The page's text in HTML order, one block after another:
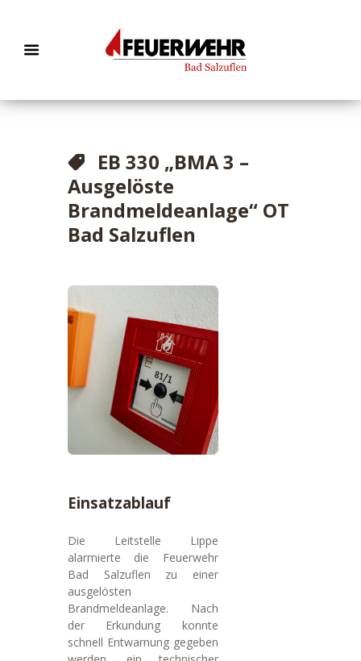
EB 330 „BMA 3 –
Ausgelöste
Brandmeldeanlage“ OT
Bad Salzuflen
Einsatzablauf
Die Leitstelle Lippe
alarmierte die Feuerwehr
Bad Salzuflen zu einer
ausgelösten
Brandmeldeanlage. Nach
der Erkundung konnte
schnell Entwarnung gegeben